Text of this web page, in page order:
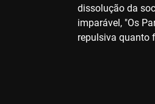
dissolução da
imparável, "Os
repulsiva quanto